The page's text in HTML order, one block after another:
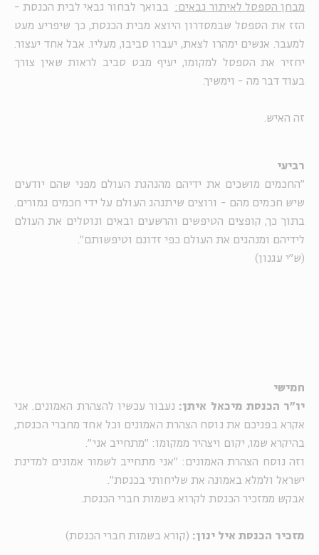
מבחן הספסל לאיתור גבאים:
בבואך לבחור גבאי לבית הכנסת -
הזז את הספסל שבמסדרון היוצא מבית הכנסת, כך שיפריע מעט
למעבר. אנשים ימהרו לצאת, יעברו סביבו, מעליו. אבל אחד יעצור.
יחזיר את הספסל למקומו, יעיף מבט סביב לראות שאין צורך
בעוד דבר מה - וימשיך.
זה האיש.
רביעי
"החכמים מושכים את ידיהם מהנהגת העולם מפני שהם יודעים
שיש חכמים מהם - ורוצים שיתנהג העולם על ידי חכמים גמורים.
בתוך כך, קופצים הטיפשים והרשעים ובאים ונוטלים את העולם
לידיהם ומנהגים את העולם כפי זדונם וטיפשותם".
(ש"י עגנון)
חמישי
יו"ר הכנסת מיכאל איתן: נעבור עכשיו להצהרת האמונים. אני
אקרא בפניכם את נוסח הצהרת האמונים וכל אחד מחברי הכנסת,
בהיקרא שמו, יקום ויצהיר ממקומו: "מתחייב אני".
וזה נוסח הצהרת האמונים: "אני מתחייב לשמור אמונים למדינת
ישראל ולמלא באמונה את שליחותי בכנסת".
אבקש ממזכיר הכנסת לקרוא בשמות חברי הכנסת.
מזכיר הכנסת איל ינון: (קורא בשמות חברי הכנסת)